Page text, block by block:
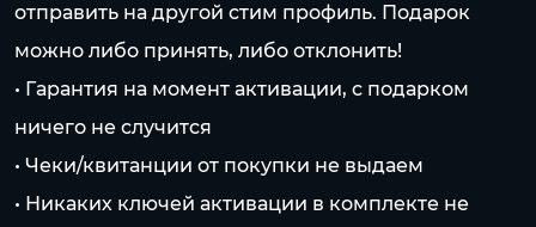
отправить на другой стим профиль. Подарок
можно либо принять, либо отклонить!
• Гарантия на момент активации, с подарком
ничего не случится
• Чеки/квитанции от покупки не выдаем
• Никаких ключей активации в комплекте не